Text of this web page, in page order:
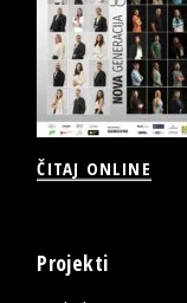
ČITAJ ONLINE
Projekti